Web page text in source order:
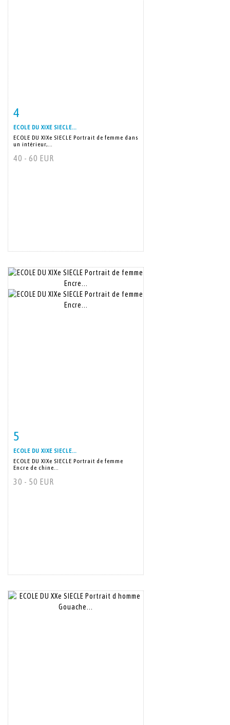
4
ECOLE DU XIXE SIECLE...
ECOLE DU XIXe SIECLE Portrait de femme dans
un intérieur,...
40 - 60 EUR
5
ECOLE DU XIXE SIECLE...
ECOLE DU XIXe SIECLE Portrait de femme
Encre de chine...
30 - 50 EUR